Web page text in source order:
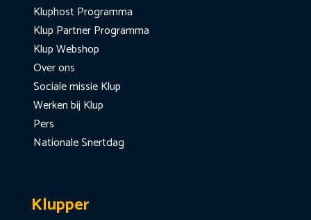
Kluphost Programma
Klup Partner Programma
Klup Webshop
Over ons
Sociale missie Klup
Werken bij Klup
Pers
Nationale Snertdag
Klupper